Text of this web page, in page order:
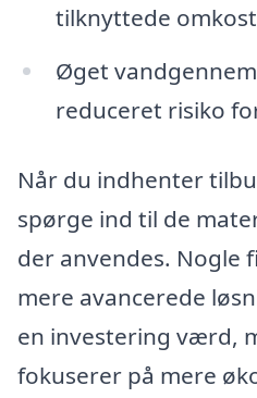
tilknyttede
Øget
reduceret risiko
Når du indhenter
spørge ind til de
der anvendes. Nogle
mere avancerede
en investering værd,
fokuserer på mere